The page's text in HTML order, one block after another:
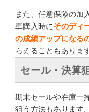
また、任意保険の加
車購入時にそのディ
の成績アップになる
らえることもありま
セール・決算
期末セールや在庫一
狙う方法もあります。